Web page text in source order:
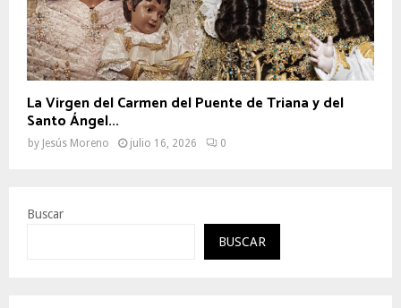
La Virgen del Carmen del Puente de Triana y del
Santo Ángel...
by Jesús Moreno julio 16, 2026 0
Buscar
BUSCAR